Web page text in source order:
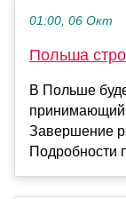
01:00, 06 Окт
Польша
В Польше
принимающий
Завершение
Подробности